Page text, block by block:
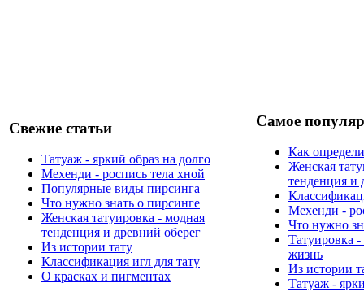
Свежие статьи
Татуаж - яркий образ на долго
Мехенди - роспись тела хной
Популярные виды пирсинга
Что нужно знать о пирсинге
Женская татуировка - модная
тенденция и древний оберег
Из истории тату
Классификация игл для тату
О красках и пигментах
Самое
Как
Женская
тенденция и
Мехенди -
Что нужно
Татуировка
жизнь
Из истории
Татуаж -